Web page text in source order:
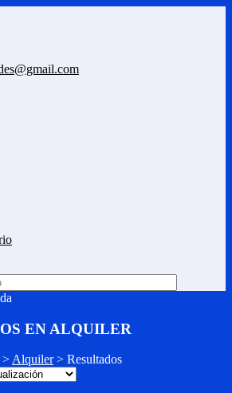
EN ALQUILER
>Alquiler> Resultados